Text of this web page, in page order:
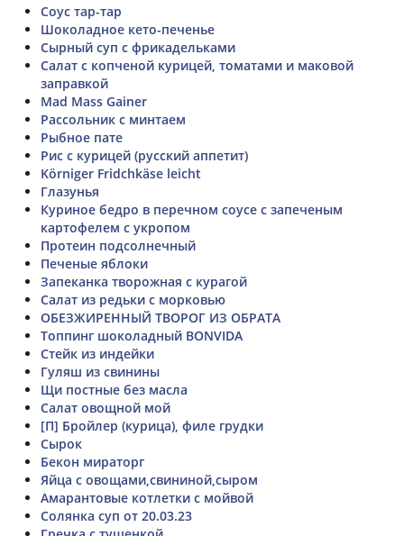
Соус тар-тар
Шоколадное кето-печенье
Сырный суп с фрикадельками
Салат с копченой курицей, томатами и маковой
заправкой
Mad Mass Gainer
Рассольник с минтаем
Рыбное пате
Рис с курицей (русский аппетит)
Körniger Fridchkäse leicht
Глазунья
Куриное бедро в перечном соусе с запеченым
картофелем с укропом
Протеин подсолнечный
Печеные яблоки
Запеканка творожная с курагой
Салат из редьки с морковью
ОБЕЗЖИРЕННЫЙ ТВОРОГ ИЗ ОБРАТА
Топпинг шоколадный BONVIDA
Стейк из индейки
Гуляш из свинины
Щи постные без масла
Салат овощной мой
[П] Бройлер (курица), филе грудки
Сырок
Бекон мираторг
Яйца с овощами,свининой,сыром
Амарантовые котлетки с мойвой
Солянка суп от 20.03.23